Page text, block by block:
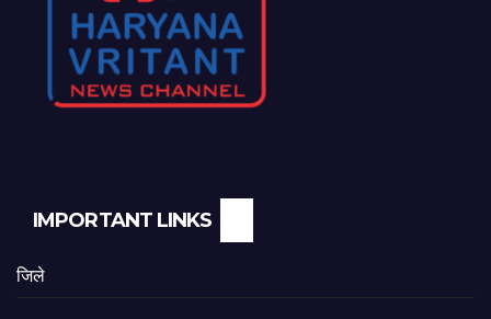
IMPORTANT LINKS
जिले